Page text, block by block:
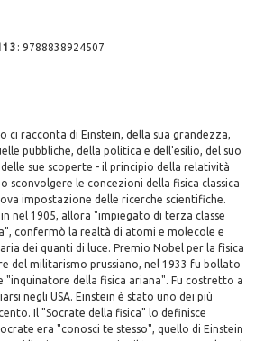
:9788838924507
ci racconta di Einstein, della sua grandezza,
pubbliche, della politica e dell'esilio, del suo
sue scoperte - il principio della relatività
sconvolgere le concezioni della fisica classica
impostazione delle ricerche scientifiche.
nel 1905, allora "impiegato di terza classe
confermò la realtà di atomi e molecole e
dei quanti di luce. Premio Nobel per la fìsica
del militarismo prussiano, nel 1933 fu bollato
"inquinatore della fisica ariana". Fu costretto a
negli USA. Einstein è stato uno dei più
Il "Socrate della fisica" lo definisce
era "conosci te stesso", quello di Einstein